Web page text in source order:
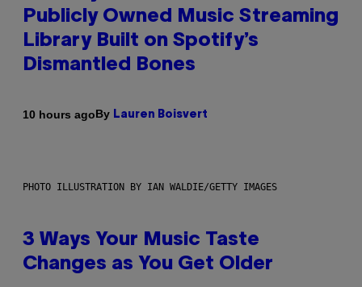
Publicly Owned Music Streaming
Library Built on Spotify’s
Dismantled Bones
10 hours agoBy Lauren Boisvert
PHOTO ILLUSTRATION BY IAN WALDIE/GETTY IMAGES
3 Ways Your Music Taste
Changes as You Get Older